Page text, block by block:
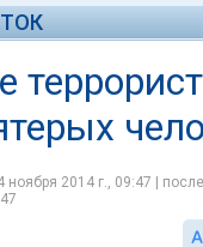
ноября 2014 г., 09:47 |